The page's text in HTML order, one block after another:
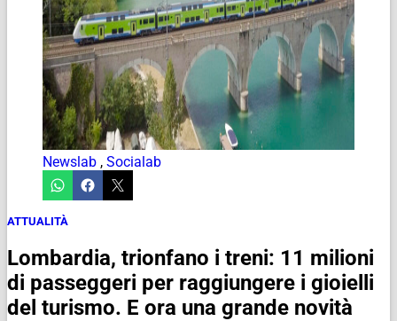
Newslab , Socialab
ATTUALITÀ
Lombardia, trionfano i treni: 11 milioni
di passeggeri per raggiungere i gioielli
del turismo. E ora una grande novità